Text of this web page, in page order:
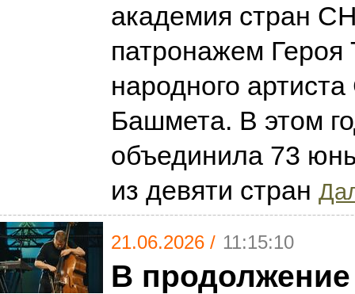
академия стран
патронажем Героя
народного
Башмета. В этом
объединила 73
из девяти стран
21.06.2026 / 11:15:10
В